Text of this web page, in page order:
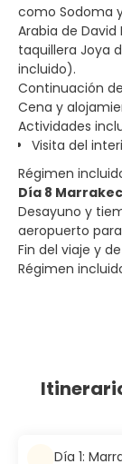
como Sodoma
Arabia de
taquillera Joya
incluido).
Continuación
Cena y
Actividades
Visita del
Régimen
Día 8
Desayuno y
aeropuerto
Fin del viaje y
Régimen
Día 1: